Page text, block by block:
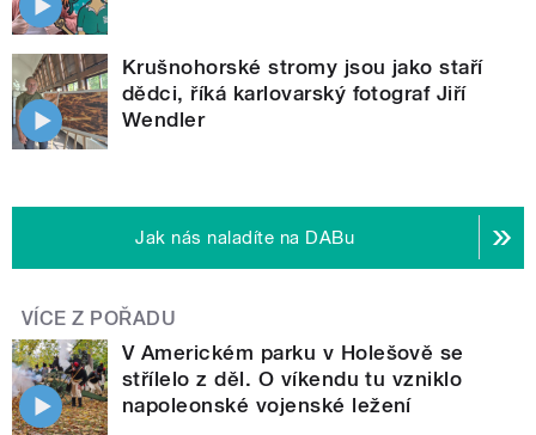
Krušnohorské stromy jsou jako staří
dědci, říká karlovarský fotograf Jiří
Wendler
Jak nás naladíte na DABu
VÍCE Z POŘADU
V Americkém parku v Holešově se
střílelo z děl. O víkendu tu vzniklo
napoleonské vojenské ležení